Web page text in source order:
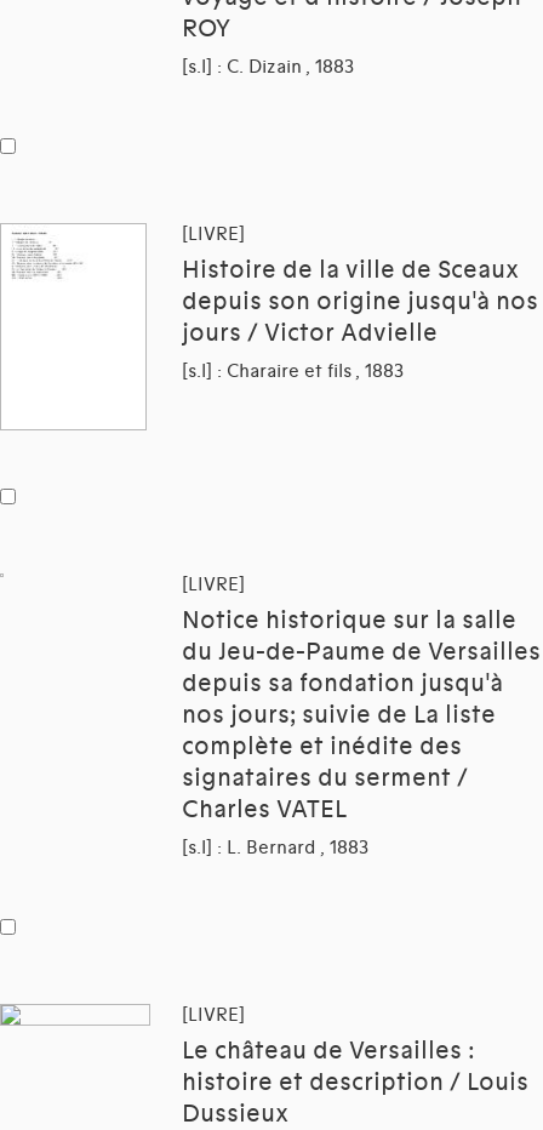
ROY
[s.l] : C. Dizain , 1883
[LIVRE]
Histoire de la ville de Sceaux
depuis son origine jusqu'à nos
jours / Victor Advielle
[s.l] : Charaire et fils , 1883
[LIVRE]
Notice historique sur la salle
du Jeu-de-Paume de Versailles
depuis sa fondation jusqu'à
nos jours; suivie de La liste
complète et inédite des
signataires du serment /
Charles VATEL
[s.l] : L. Bernard , 1883
[LIVRE]
Le château de Versailles :
histoire et description / Louis
Dussieux